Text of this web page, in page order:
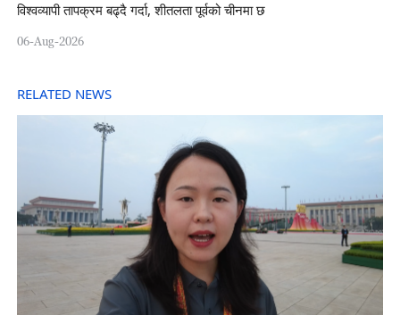
विश्वव्यापी तापक्रम बढ्दै गर्दा, शीतलता पूर्वको चीनमा छ
06-Aug-2026
RELATED NEWS